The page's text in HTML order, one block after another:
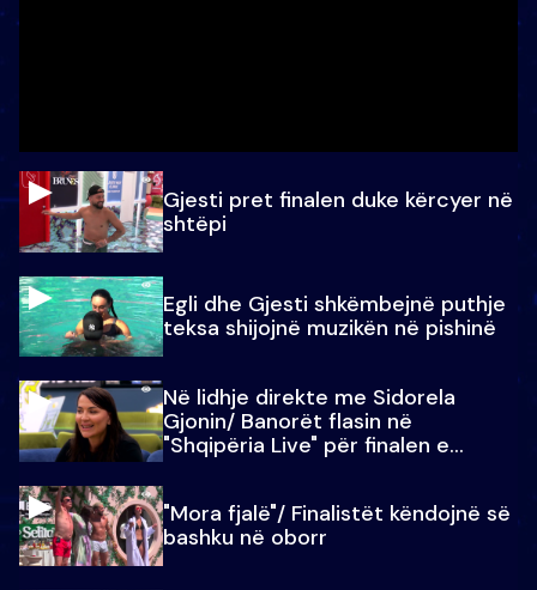
Gjesti pret finalen duke kërcyer në
shtëpi
Egli dhe Gjesti shkëmbejnë puthje
teksa shijojnë muzikën në pishinë
Në lidhje direkte me Sidorela
Gjonin/ Banorët flasin në
"Shqipëria Live" për finalen e
"Mora fjalë"/ Finalistët këndojnë së
bashku në oborr